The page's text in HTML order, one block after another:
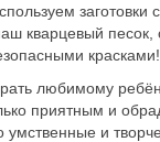
заготовки
кварцевый песок,
красками!
любимому
приятным и
умственные и